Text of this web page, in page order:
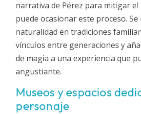
narrativa de Pérez para mitigar el
puede ocasionar este proceso.
naturalidad en tradiciones
vínculos entre generaciones y
de magia a una experiencia que
angustiante.
Museos y espacios
personaje